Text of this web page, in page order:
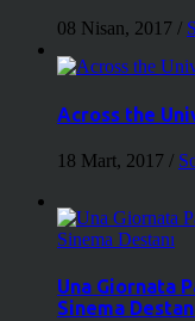
08 Nisan, 2017 /
Across the
18 Mart, 2017 /
Una Giornata
Sinema